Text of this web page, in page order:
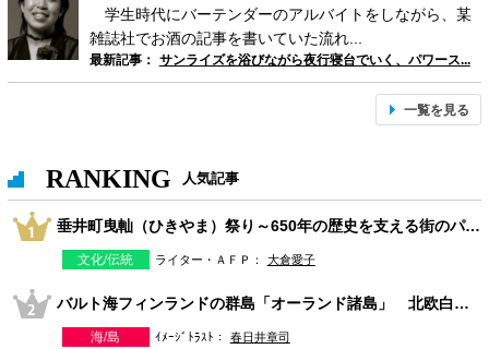
学生時代にバーテンダーのアルバイトをしながら、某
雑誌社でお酒の記事を書いていた流れ...
最新記事： サンライズを浴びながら夜行寝台でいく、パワース...
一覧を見る
RANKING 人気記事
垂井町曳軕（ひきやま）祭り～650年の歴史を支える街のパワー～
文化/伝統 ライター・ＡＦＰ： 大倉愛子
バルト海フィンランドの群島「オーランド諸島」 北欧白夜の夏旅
海/島 ｲﾒｰｼﾞﾄﾗｽﾄ： 春日井章司